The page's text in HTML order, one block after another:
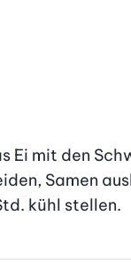
Ei mit den
Samen
kühl stellen.